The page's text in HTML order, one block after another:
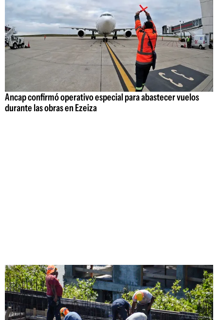
Ancap confirmó operativo especial para abastecer vuelos
durante las obras en Ezeiza